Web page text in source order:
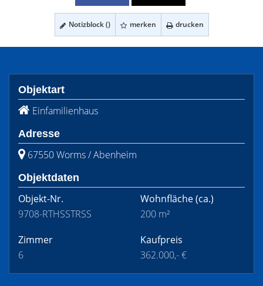
Notizblock () merken drucken
Objektart
Einfamilienhaus
Adresse
67550 Worms / Abenheim
Objektdaten
Objekt-Nr.
9708-RTHSSTRSS
Wohnfläche(ca.)
200 m²
Zimmer
6
Kaufpreis
362.000,- €